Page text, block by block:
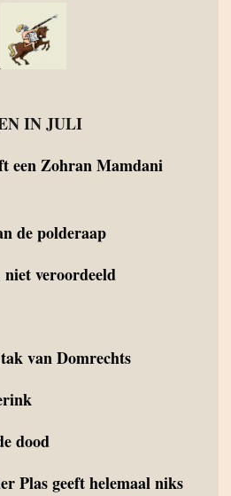
IN JULI
een Zohran Mamdani
de polderaap
veroordeeld
van Domrechts
dood
Plas geeft helemaal niks